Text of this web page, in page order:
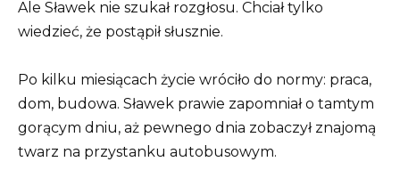
Ale Sławek nie szukał rozgłosu. Chciał tylko
wiedzieć, że postąpił słusznie.
Po kilku miesiącach życie wróciło do normy: praca,
dom, budowa. Sławek prawie zapomniał o tamtym
gorącym dniu, aż pewnego dnia zobaczył znajomą
twarz na przystanku autobusowym.